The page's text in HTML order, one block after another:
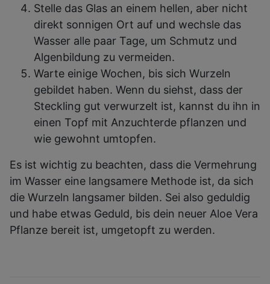
Stelle das Glas an einem hellen, aber nicht
direkt sonnigen Ort auf und wechsle das
Wasser alle paar Tage, um Schmutz und
Algenbildung zu vermeiden.
Warte einige Wochen, bis sich Wurzeln
gebildet haben. Wenn du siehst, dass der
Steckling gut verwurzelt ist, kannst du ihn in
einen Topf mit Anzuchterde pflanzen und
wie gewohnt umtopfen.
Es ist wichtig zu beachten, dass die Vermehrung
im Wasser eine langsamere Methode ist, da sich
die Wurzeln langsamer bilden. Sei also geduldig
und habe etwas Geduld, bis dein neuer Aloe Vera
Pflanze bereit ist, umgetopft zu werden.